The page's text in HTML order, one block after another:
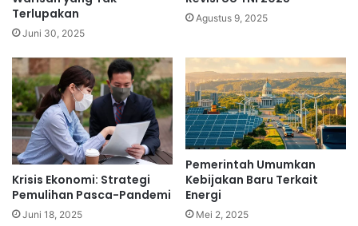
Terlupakan
Juni 30, 2025
Agustus 9, 2025
Krisis Ekonomi: Strategi
Pemulihan Pasca-Pandemi
Juni 18, 2025
Pemerintah Umumkan
Kebijakan Baru Terkait
Energi
Mei 2, 2025